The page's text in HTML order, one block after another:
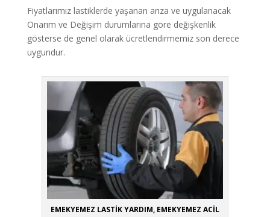
Fiyatlarımız lastiklerde yaşanan arıza ve uygulanacak
Onarım ve Değişim durumlarına göre değişkenlik
gösterse de genel olarak ücretlendirmemiz son derece
uygundur.
EMEKYEMEZ LASTİK YARDIM, EMEKYEMEZ ACİL